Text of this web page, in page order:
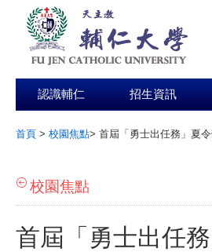
認識輔仁 招生資訊
首頁 > 校園焦點> 首屆「勇士出任務」夏
校園焦點
首屆「勇士出任